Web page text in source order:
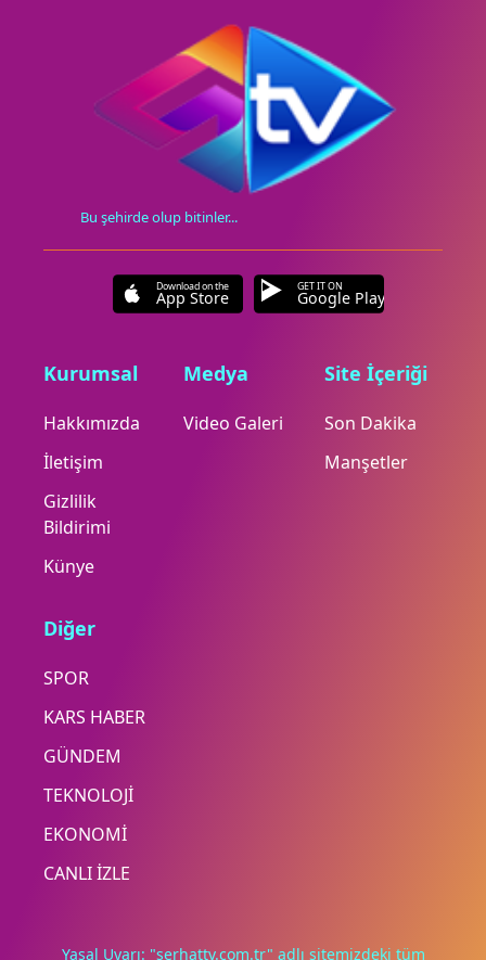
Bu şehirde olup bitinler...
Download on the
App Store
GET IT ON
Google Play
Kurumsal
Hakkımızda
İletişim
Gizlilik
Bildirimi
Künye
Medya
Video Galeri
Site İçeriği
Son Dakika
Manşetler
Diğer
SPOR
KARS HABER
GÜNDEM
TEKNOLOJİ
EKONOMİ
CANLI İZLE
Yasal Uyarı: "serhattv.com.tr" adlı sitemizdeki tüm